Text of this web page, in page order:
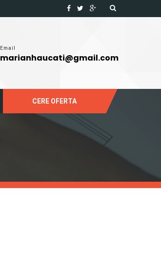
Email
marianhaucati@gmail.com
CERE OFERTA